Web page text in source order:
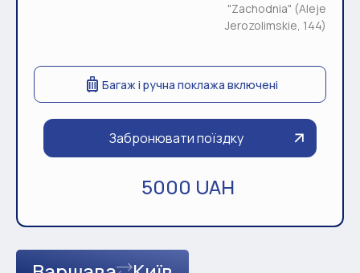
"Zachodnia" (Aleje
Jerozolimskie, 144)
Багаж і ручна поклажа включені
Забронювати поїздку
5000 UAH